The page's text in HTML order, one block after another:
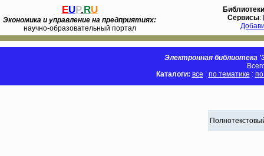
EUP.RU
Экономика и управление на предприятиях:
научно-образовательный портал
Библиотеки
Сервисы:
Электронная библиотека
Каталоги: все : по тематике :